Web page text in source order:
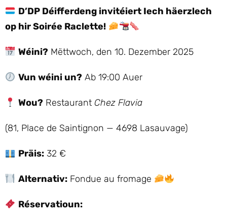
D’DP Déifferdeng invitéiert Iech häerzlech
op hir Soirée Raclette!
Wéini?Mëttwoch, den 10. Dezember 2025
Vun wéini un?Ab 19:00 Auer
Wou?Restaurant Chez Flavia
(81, Place de Saintignon — 4698 Lasauvage)
Präis:32 €
Alternativ:Fondue au fromage
Réservatioun: